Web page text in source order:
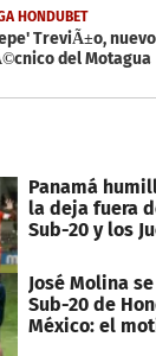
HONDUBET
TreviÃ±o, nuevo
del Motagua
Panamá
la deja fuera
Sub-20 y los
José Molina
Sub-20 de
México: el